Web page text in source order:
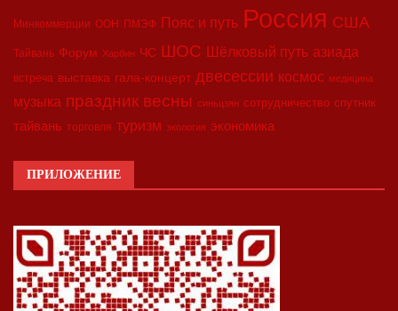
Минкоммерции ООН ПМЭФ Пояс и путь Россия США
Тайвань Форум Харбин ЧС ШОС Шёлковый путь азиада
встреча выставка гала-концерт двесессии космос медицина
музыка праздник весны синьцзян сотрудничество спутник
тайвань торговля туризм экология экономика
ПРИЛОЖЕНИЕ